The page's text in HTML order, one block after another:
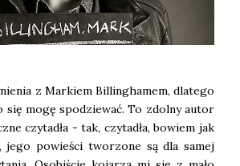
z Markiem Billinghamem, dlatego
się mogę spodziewać. To zdolny autor
czytadła - tak, czytadła, bowiem jak
jego powieści tworzone są dla samej